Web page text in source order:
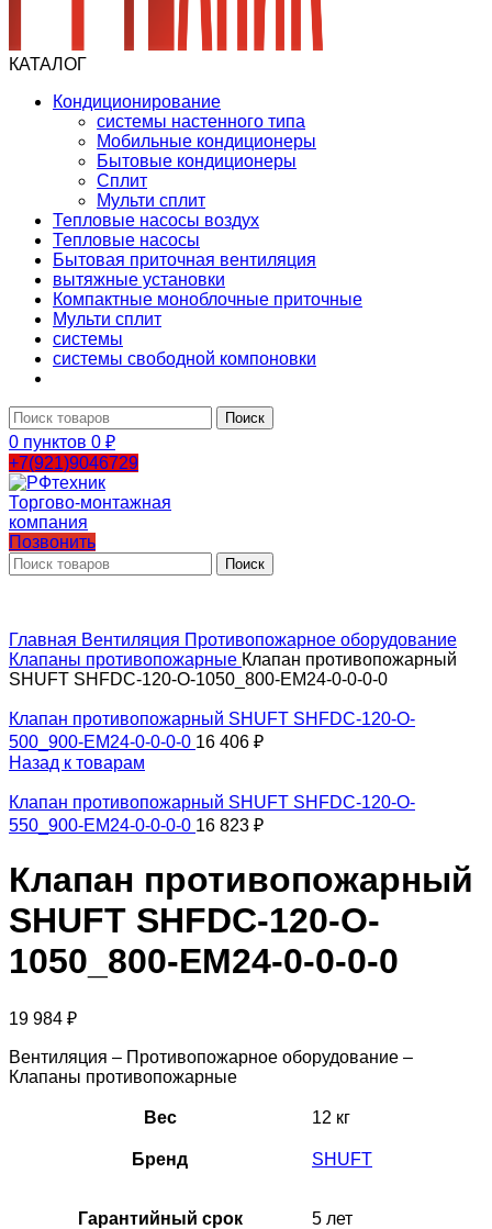
КАТАЛОГ
Кондиционирование
системы настенного типа
Мобильные кондиционеры
Бытовые кондиционеры
Сплит
Мульти сплит
Тепловые насосы воздух
Тепловые насосы
Бытовая приточная вентиляция
вытяжные установки
Компактные моноблочные приточные
Мульти сплит
системы
системы свободной компоновки
Поиск
0 пунктов 0 ₽
+7(921)9046729
Позвонить
Поиск
Главная Вентиляция Противопожарное оборудование
Клапаны противопожарные Клапан противопожарный
SHUFT SHFDC-120-O-1050_800-EM24-0-0-0-0
Клапан противопожарный SHUFT SHFDC-120-O-
500_900-EM24-0-0-0-0 16 406 ₽
Назад к товарам
Клапан противопожарный SHUFT SHFDC-120-O-
550_900-EM24-0-0-0-0 16 823 ₽
Клапан противопожарный
SHUFT SHFDC-120-O-
1050_800-EM24-0-0-0-0
19 984 ₽
Вентиляция – Противопожарное оборудование –
Клапаны противопожарные
Вес 12 кг
Бренд SHUFT
Гарантийный срок 5 лет